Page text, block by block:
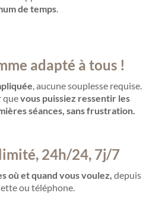
de temps.
adapté à tous !
, aucune souplesse requise.
quevous puissiez ressentir les
séances, sans frustration.
24h/24, 7j/7
où et quand vous voulez, depuis
ou téléphone.